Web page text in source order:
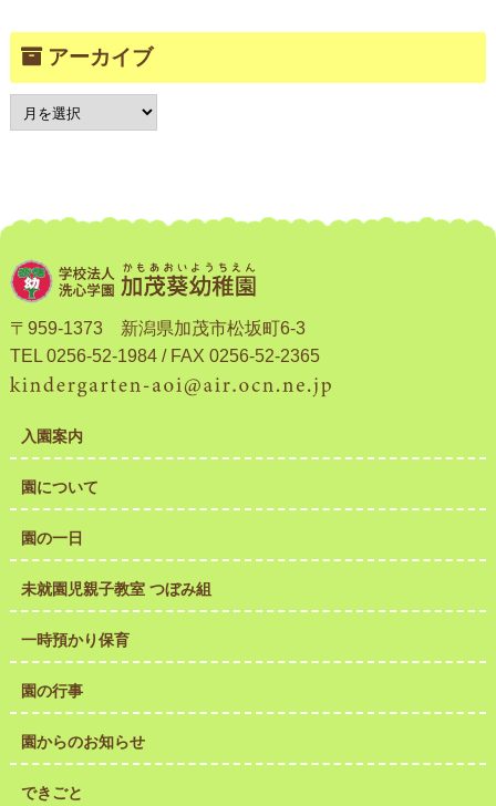
アーカイブ
〒959-1373 新潟県加茂市松坂町6-3
TEL 0256-52-1984 / FAX 0256-52-2365
入園案内
園について
園の一日
未就園児親子教室 つぼみ組
一時預かり保育
園の行事
園からのお知らせ
できごと